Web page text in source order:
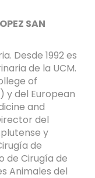
SAN
Desde 1992 es
de la UCM.
of
y del European
and
del
y
de
de Cirugía de
Animales del